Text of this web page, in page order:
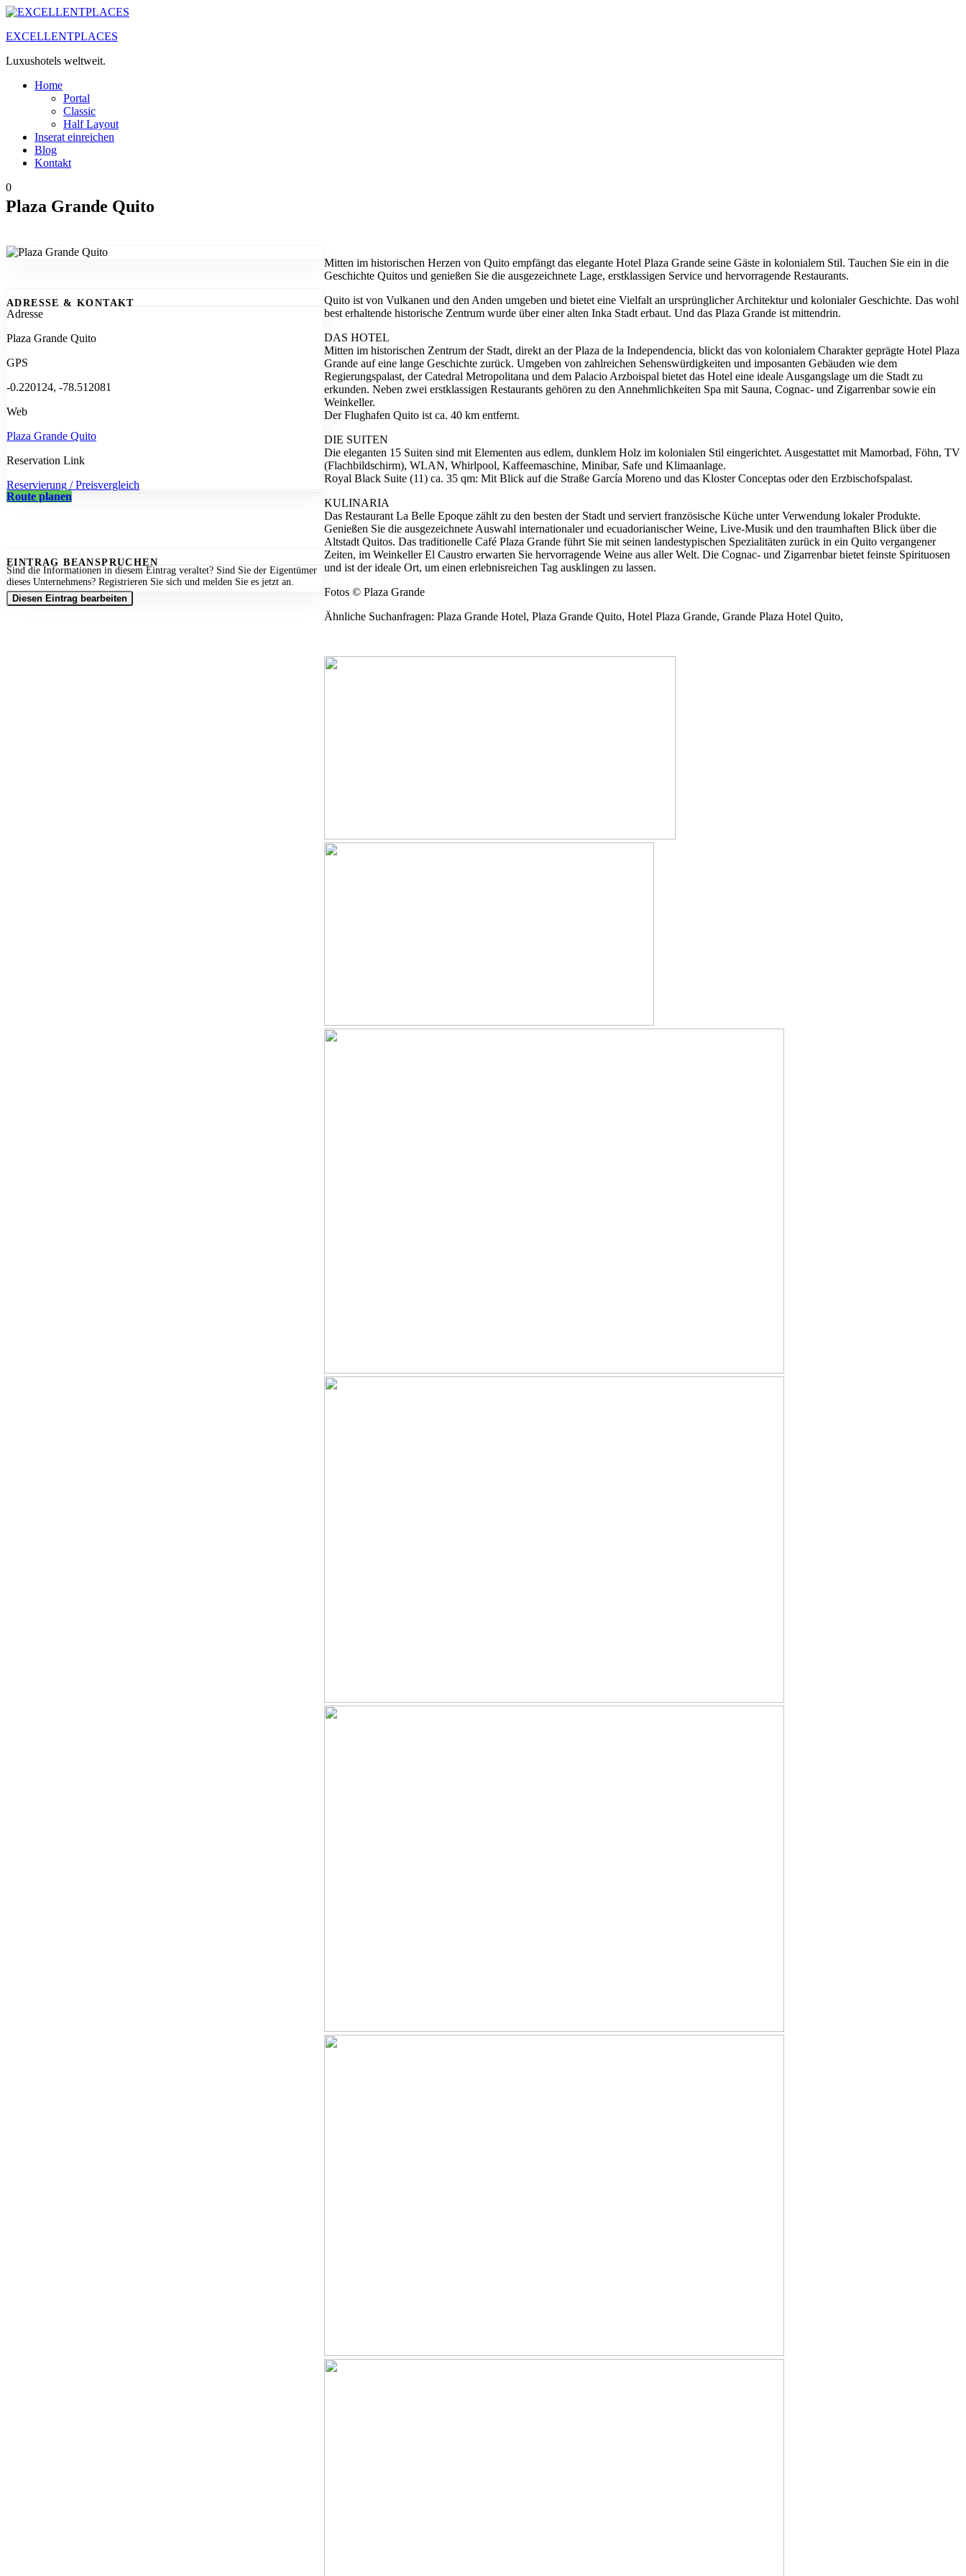
Zum
springen
EXCELLENTPLACES
Luxushotels weltweit.
Home
Portal
Classic
Half Layout
Inserat einreichen
Blog
Kontakt
0
Plaza Grande Quito
ADRESSE & KONTAKT
Adresse
Plaza Grande Quito
GPS
-0.220124, -78.512081
Web
Plaza Grande Quito
Reservation Link
Reservierung / Preisvergleich
Route planen
EINTRAG BEANSPRUCHEN
Sind die Informationen in diesem Eintrag veraltet? Sind Sie der Eigentümer
dieses Unternehmens? Registrieren Sie sich und melden Sie es jetzt an.
Diesen Eintrag bearbeiten
Mitten im historischen Herzen von Quito empfängt das elegante Hotel Plaza Grande seine Gäste in kolonialem Stil. Tauchen Sie ein in die
Geschichte Quitos und genießen Sie die ausgezeichnete Lage, erstklassigen Service und hervorragende Restaurants.
Quito ist von Vulkanen und den Anden umgeben und bietet eine Vielfalt an ursprünglicher Architektur und kolonialer Geschichte. Das wohl
best erhaltende historische Zentrum wurde über einer alten Inka Stadt erbaut. Und das Plaza Grande ist mittendrin.
DAS HOTEL
Mitten im historischen Zentrum der Stadt, direkt an der Plaza de la Independencia, blickt das von kolonialem Charakter geprägte Hotel Plaza
Grande auf eine lange Geschichte zurück. Umgeben von zahlreichen Sehenswürdigkeiten und imposanten Gebäuden wie dem
Regierungspalast, der Catedral Metropolitana und dem Palacio Arzboispal bietet das Hotel eine ideale Ausgangslage um die Stadt zu
erkunden. Neben zwei erstklassigen Restaurants gehören zu den Annehmlichkeiten Spa mit Sauna, Cognac- und Zigarrenbar sowie ein
Weinkeller.
Der Flughafen Quito ist ca. 40 km entfernt.
DIE SUITEN
Die eleganten 15 Suiten sind mit Elementen aus edlem, dunklem Holz im kolonialen Stil eingerichtet. Ausgestattet mit Mamorbad, Föhn, TV
(Flachbildschirm), WLAN, Whirlpool, Kaffeemaschine, Minibar, Safe und Klimaanlage.
Royal Black Suite (11) ca. 35 qm: Mit Blick auf die Straße García Moreno und das Kloster Conceptas oder den Erzbischofspalast.
KULINARIA
Das Restaurant La Belle Epoque zählt zu den besten der Stadt und serviert französische Küche unter Verwendung lokaler Produkte.
Genießen Sie die ausgezeichnete Auswahl internationaler und ecuadorianischer Weine, Live-Musik und den traumhaften Blick über die
Altstadt Quitos. Das traditionelle Café Plaza Grande führt Sie mit seinen landestypischen Spezialitäten zurück in ein Quito vergangener
Zeiten, im Weinkeller El Caustro erwarten Sie hervorragende Weine aus aller Welt. Die Cognac- und Zigarrenbar bietet feinste Spirituosen
und ist der ideale Ort, um einen erlebnisreichen Tag ausklingen zu lassen.
Fotos © Plaza Grande
Ähnliche Suchanfragen: Plaza Grande Hotel, Plaza Grande Quito, Hotel Plaza Grande, Grande Plaza Hotel Quito,